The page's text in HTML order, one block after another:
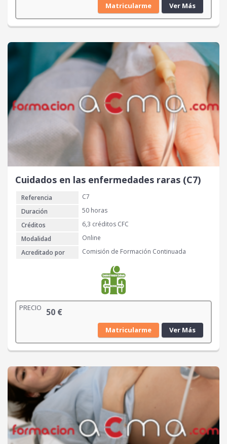
Matricularme Ver Más
Cuidados en las enfermedades raras (C7)
Referencia
C7
Duración
50 horas
Créditos
6,3 créditos CFC
Modalidad
Online
Acreditado por
Comisión de Formación Continuada
PRECIO 50 €
Matricularme Ver Más